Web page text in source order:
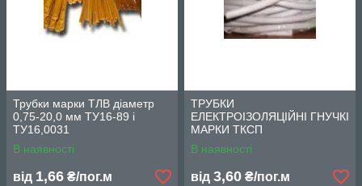
Трубки марки ТЛВ діаметр
0,75-20,0 мм ТУ16-89 і
ТУ16,0031
В наявності
від 1,66 ₴/пог.м
ТРУБКИ
ЕЛЕКТРОІЗОЛЯЦІЙНІ ГНУЧКІ
МАРКИ ТКСП
В наявності
від 3,60 ₴/пог.м